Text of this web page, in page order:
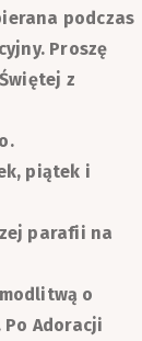
podczas
Proszę
z
piątek i
parafii na
o
Po Adoracji